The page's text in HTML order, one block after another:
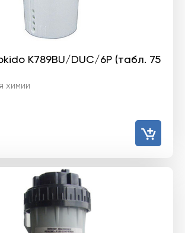
K789BU/DUC/6P (табл. 75
химии